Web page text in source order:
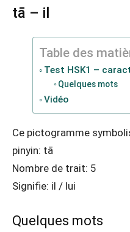
tā – il
Table des
Test HSK1 –
Quelques mots
Vidéo
Ce pictogramme
pinyin: tā
Nombre de trait: 5
Signifie: il / lui
Quelques mots